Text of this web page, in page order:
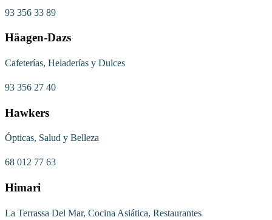
93 356 33 89
Häagen-Dazs
Cafeterías, Heladerías y Dulces
93 356 27 40
Hawkers
Ópticas, Salud y Belleza
68 012 77 63
Himari
La Terrassa Del Mar, Cocina Asiática, Restaurantes